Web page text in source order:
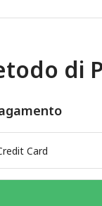
di
Card